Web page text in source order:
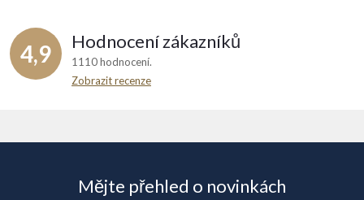
4,9 Hodnocení zákazníků
1110 hodnocení
Zobrazit recenze
Mějte přehled o novinkách